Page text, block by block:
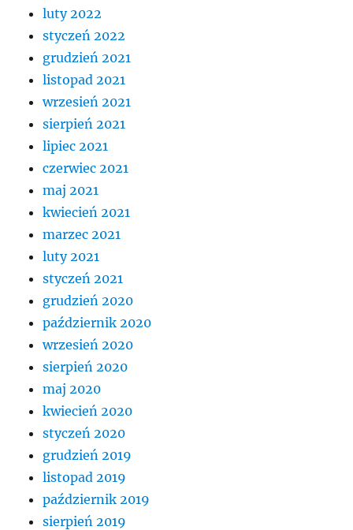
luty 2022
styczeń 2022
grudzień 2021
listopad 2021
wrzesień 2021
sierpień 2021
lipiec 2021
czerwiec 2021
maj 2021
kwiecień 2021
marzec 2021
luty 2021
styczeń 2021
grudzień 2020
październik 2020
wrzesień 2020
sierpień 2020
maj 2020
kwiecień 2020
styczeń 2020
grudzień 2019
listopad 2019
październik 2019
sierpień 2019